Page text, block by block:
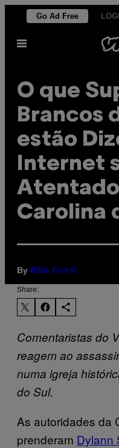
Skip
content
Go Ad Free
Open
O que
Brancos
estão
Internet
Carolina
By Allie Conti
Share:
Comentaristas do
reagem ao
numa igreja
do Sul.
As autoridades da
prenderam Dylann